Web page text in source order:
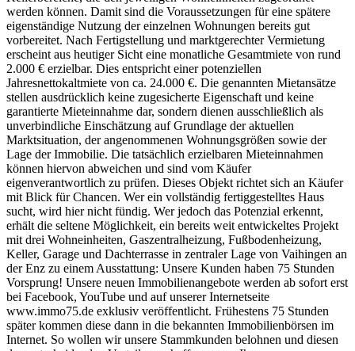
werden können. Damit sind die Voraussetzungen für eine spätere
eigenständige Nutzung der einzelnen Wohnungen bereits gut
vorbereitet. Nach Fertigstellung und marktgerechter Vermietung
erscheint aus heutiger Sicht eine monatliche Gesamtmiete von rund
2.000 € erzielbar. Dies entspricht einer potenziellen
Jahresnettokaltmiete von ca. 24.000 €. Die genannten Mietansätze
stellen ausdrücklich keine zugesicherte Eigenschaft und keine
garantierte Mieteinnahme dar, sondern dienen ausschließlich als
unverbindliche Einschätzung auf Grundlage der aktuellen
Marktsituation, der angenommenen Wohnungsgrößen sowie der
Lage der Immobilie. Die tatsächlich erzielbaren Mieteinnahmen
können hiervon abweichen und sind vom Käufer
eigenverantwortlich zu prüfen. Dieses Objekt richtet sich an Käufer
mit Blick für Chancen. Wer ein vollständig fertiggestelltes Haus
sucht, wird hier nicht fündig. Wer jedoch das Potenzial erkennt,
erhält die seltene Möglichkeit, ein bereits weit entwickeltes Projekt
mit drei Wohneinheiten, Gaszentralheizung, Fußbodenheizung,
Keller, Garage und Dachterrasse in zentraler Lage von Vaihingen an
der Enz zu einem Ausstattung: Unsere Kunden haben 75 Stunden
Vorsprung! Unsere neuen Immobilienangebote werden ab sofort erst
bei Facebook, YouTube und auf unserer Internetseite
www.immo75.de exklusiv veröffentlicht. Frühestens 75 Stunden
später kommen diese dann in die bekannten Immobilienbörsen im
Internet. So wollen wir unsere Stammkunden belohnen und diesen